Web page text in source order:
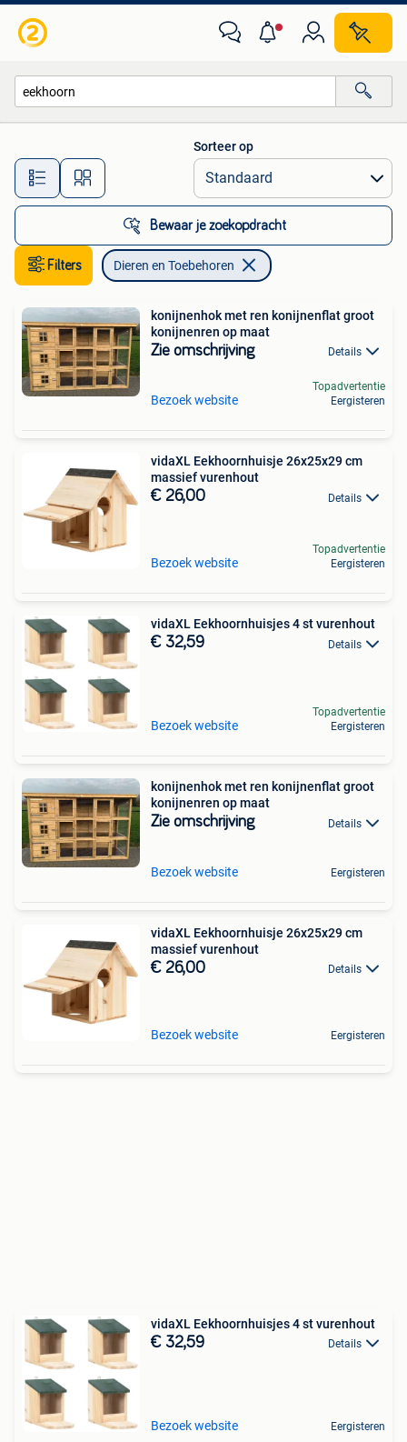
Alle afstanden…
Sorteer op
Bewaar je zoekopdracht
Filters Dieren en Toebehoren
konijnenhok met ren konijnenflat groot
konijnenren op maat
Zie omschrijving Details
Bezoek website
Topadvertentie
Eergisteren
vidaXL Eekhoornhuisje 26x25x29 cm
massief vurenhout
€ 26,00 Details
Bezoek website
Topadvertentie
Eergisteren
vidaXL Eekhoornhuisjes 4 st vurenhout
€ 32,59 Details
Bezoek website
Topadvertentie
Eergisteren
konijnenhok met ren konijnenflat groot
konijnenren op maat
Zie omschrijving Details
Bezoek website Eergisteren
vidaXL Eekhoornhuisje 26x25x29 cm
massief vurenhout
€ 26,00 Details
Bezoek website Eergisteren
vidaXL Eekhoornhuisjes 4 st vurenhout
€ 32,59 Details
Bezoek website Eergisteren